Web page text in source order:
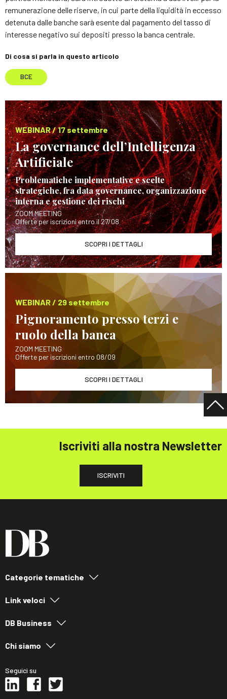
remunerazione delle riserve, in cui parte della liquidità in eccesso
detenuta dalle banche sarà esente dal pagamento del tasso di
interesse negativo sui depositi presso la banca centrale.
Di cosa si parla in questo articolo
BCE
WEBINAR / 17 settembre
La governance dell’Intelligenza
Artificiale
Problematiche implementative e scelte
strategiche, fra data governance, organizzazione
interna e gestione dei rischi
ZOOM MEETING
Offerte per iscrizioni entro il 27/08
SCOPRI I DETTAGLI
WEBINAR / 29 settembre
Pignoramento presso terzi e
ruolo della banca
ZOOM MEETING
Offerte per iscrizioni entro 08/09
SCOPRI I DETTAGLI
Iscriviti alla nostra Newsletter
ISCRIVITI
Categorie tematiche
Link veloci
DB Business
Chi siamo
Seguici su